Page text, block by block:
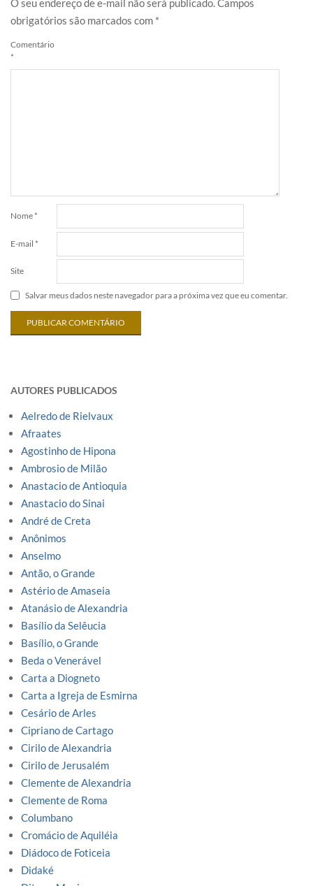
O seu endereço de e-mail não será publicado.Campos
obrigatórios são marcados com *
Comentário
*
Nome *
E-mail *
Site
Salvar meus dados neste navegador para a próxima vez que eu comentar.
AUTORES PUBLICADOS
Aelredo de Rielvaux
Afraates
Agostinho de Hipona
Ambrosio de Milão
Anastacio de Antioquia
Anastacio do Sinai
André de Creta
Anônimos
Anselmo
Antão, o Grande
Astério de Amaseia
Atanásio de Alexandria
Basílio da Selêucia
Basílio, o Grande
Beda o Venerável
Carta a Diogneto
Carta a Igreja de Esmirna
Cesário de Arles
Cipriano de Cartago
Cirilo de Alexandria
Cirilo de Jerusalém
Clemente de Alexandria
Clemente de Roma
Columbano
Cromácio de Aquiléia
Diádoco de Foticeia
Didaké